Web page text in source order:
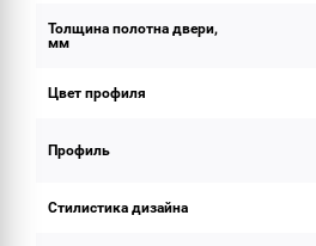
Толщина полотна двери,
мм
Цвет профиля
Профиль
Стилистика дизайна